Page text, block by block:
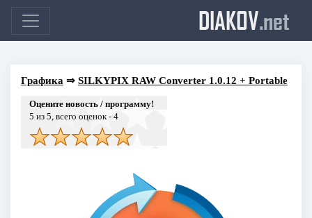
DIAKOV.net
Графика ⇒ SILKYPIX RAW Converter 1.0.12 + Portable
Оцените новость / программу!
5 из 5, всего оценок - 4